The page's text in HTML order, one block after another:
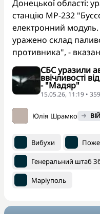
Донецької області:
станцію МР-232
електронний модуль.
уражено склад
противника", -
СБС уразили
ввічливості
- "Мадяр"
15.05.26, 11:19 •
Юлія Шрамко
Вибухи
Генеральний штаб
Маріуполь